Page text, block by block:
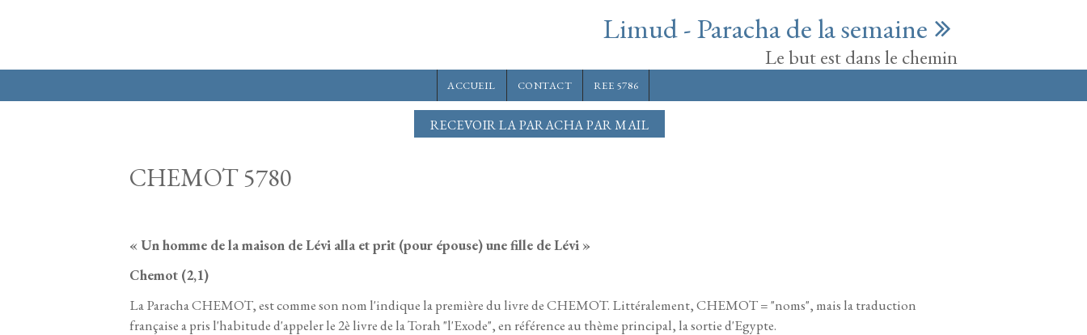
Limud - Paracha de la semaine
Le but est dans le chemin
ACCUEIL CONTACT REE 5786
RECEVOIR LA PARACHA PAR MAIL
CHEMOT 5780
« Un homme de la maison de Lévi alla et prit (pour épouse) une fille de Lévi »
Chemot (2,1)
La Paracha CHEMOT, est comme son nom l'indique la première du livre de CHEMOT. Littéralement, CHEMOT = "noms", mais la traduction
française a pris l'habitude d'appeler le 2è livre de la Torah "l'Exode", en référence au thème principal, la sortie d'Egypte.